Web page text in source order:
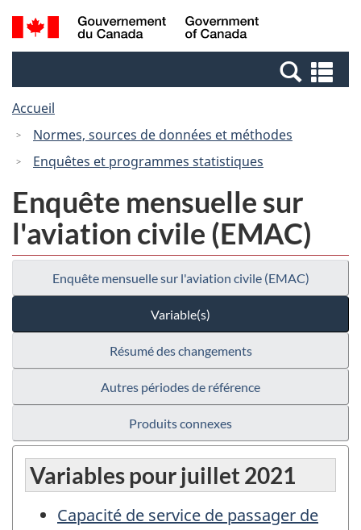
Passer
au
Passer
au
Passer
à
Canada
Recherche
et
et
Accueil
Normes, sources de données et méthodes
Enquêtes et programmes statistiques
Enquête mensuelle sur
l'aviation civile (EMAC)
Enquête mensuelle sur l'aviation civile (EMAC)
Variable(s)
Résumé des changements
Autres périodes de référence
Produits connexes
Variables pour juillet 2021
Capacité de service de passager de